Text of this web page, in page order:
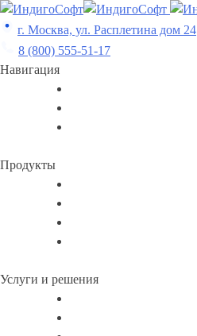
Skip
to
content
г. Москва, ул. Расплетина дом 24
8 (800) 555-51-17
Навигация
Продукты
Услуги и решения